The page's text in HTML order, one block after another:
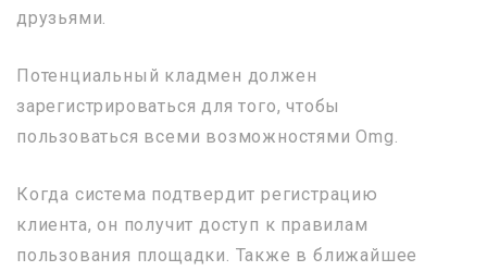
друзьями.
Потенциальный кладмен должен
зарегистрироваться для того, чтобы
пользоваться всеми возможностями Omg.
Когда система подтвердит регистрацию
клиента, он получит доступ к правилам
пользования площадки. Также в ближайшее